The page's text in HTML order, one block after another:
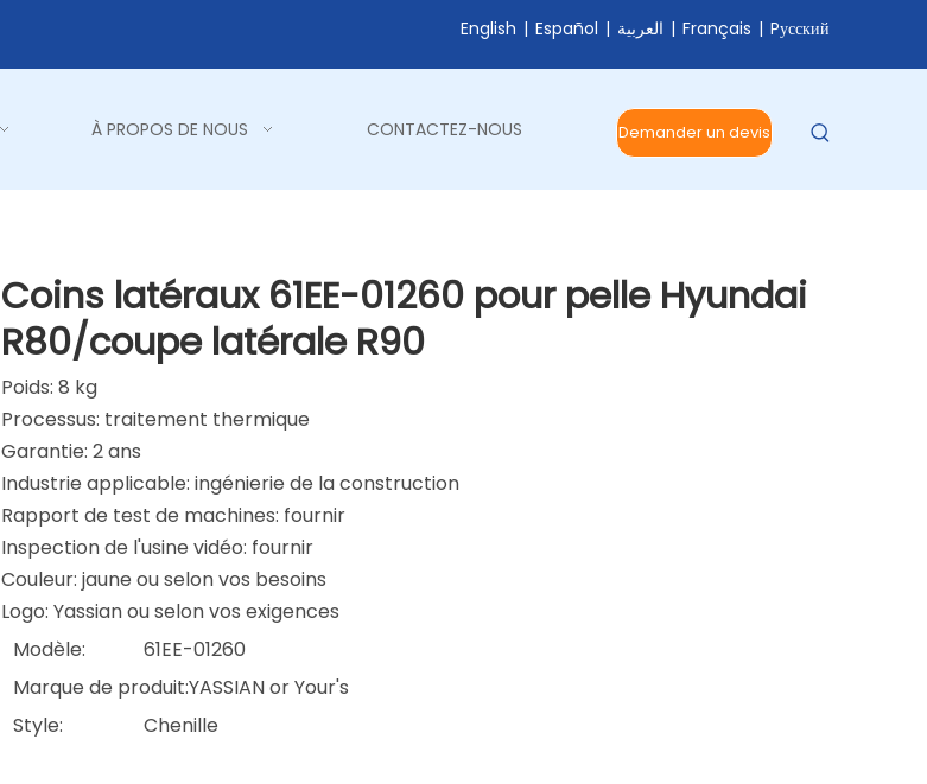
English | Español | العربية | Français | Pусский
À PROPOS DE NOUS CONTACTEZ-NOUS Demander un devis
Coins latéraux 61EE-01260 pour pelle Hyundai
R80/coupe latérale R90
Poids: 8 kg
Processus: traitement thermique
Garantie: 2 ans
Industrie applicable: ingénierie de la construction
Rapport de test de machines: fournir
Inspection de l'usine vidéo: fournir
Couleur: jaune ou selon vos besoins
Logo: Yassian ou selon vos exigences
Modèle:
61EE-01260
Marque de produit:YASSIAN or Your's
Style:
Chenille